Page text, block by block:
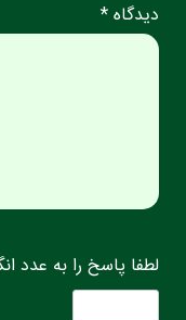
دیدگاه *
لطفا پاسخ را به عدد